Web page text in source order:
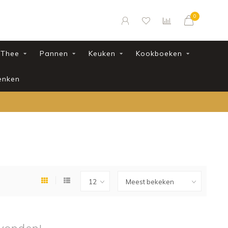
0
Thee Pannen Keuken Kookboeken